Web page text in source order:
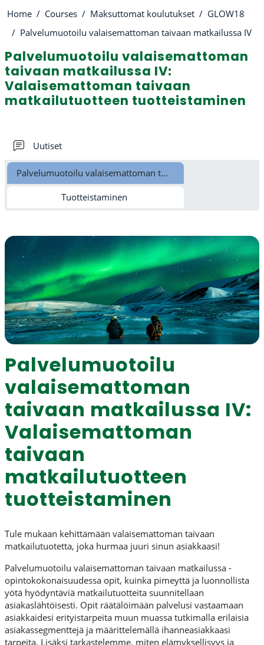
Home Courses Maksuttomat koulutukset
GLOW18
Palvelumuotoilu valaisemattoman taivaan matkailussa IV
Palvelumuotoilu valaisemattoman
taivaan matkailussa IV:
Valaisemattoman taivaan
matkailutuotteen tuotteistaminen
Uutiset
Palvelumuotoilu valaisemattoman taivaan matkailussa IV
Tuotteistaminen
Palvelumuotoilu
valaisemattoman
taivaan matkailussa IV:
Valaisemattoman
taivaan
matkailutuotteen
tuotteistaminen
Tule mukaan kehittämään valaisemattoman taivaan
matkailutuotetta, joka hurmaa juuri sinun asiakkaasi!
Palvelumuotoilu valaisemattoman taivaan matkailussa -
opintokokonaisuudessa opit, kuinka pimeyttä ja luonnollista
yötä hyödyntäviä matkailutuotteita suunnitellaan
asiakaslähtöisesti. Opit räätälöimään palvelusi vastaamaan
asiakkaidesi erityistarpeita muun muassa tutkimalla erilaisia
asiakassegmenttejä ja määrittelemällä ihanneasiakkaasi
tarpeita. Lisäksi tarkastelemme, miten elämyksellisyys ja